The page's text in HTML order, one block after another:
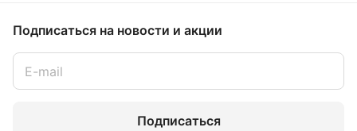
Подписаться на новости и акции
Подписаться